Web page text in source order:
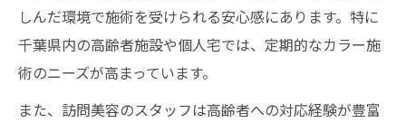
しんだ環境で施術を受けられる安心感にあります。特に
千葉県内の高齢者施設や個人宅では、定期的なカラー施
術のニーズが高まっています。
また、訪問美容のスタッフは高齢者への対応経験が豊富